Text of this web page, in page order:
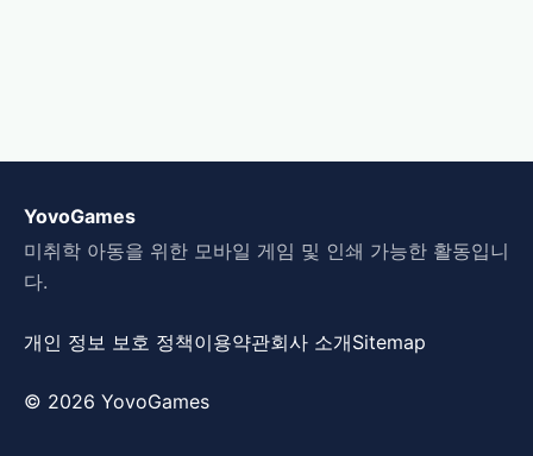
YovoGames
미취학 아동을 위한 모바일 게임 및 인쇄 가능한 활동입니
다.
개인 정보 보호 정책이용약관회사 소개Sitemap
© 2026 YovoGames